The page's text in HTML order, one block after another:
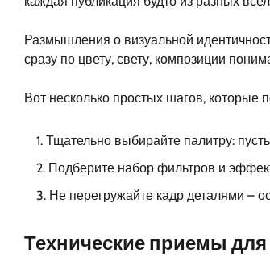
Размышления о визуальной
сразу по цвету, свету, композиции
Вот несколько простых шагов,
Тщательно выбирайте палитру:
Подберите набор фильтров и
Не перегружайте кадр деталями –
Технические приемы